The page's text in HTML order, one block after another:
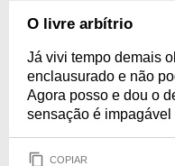
O livre arbítrio
Já vivi tempo demais
enclausurado e não
Agora posso e dou o
sensação é
COPIAR